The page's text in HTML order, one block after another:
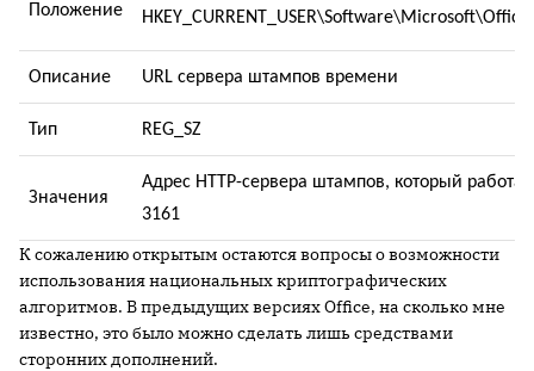
Положение
Описание URL сервера штампов времени
Тип REG_SZ
Значения
Адрес HTTP-сервера штампов, который
3161
К сожалению открытым остаются вопросы о возможности
использования национальных криптографических
алгоритмов. В предыдущих версиях Office, на сколько мне
известно, это было можно сделать лишь средствами
сторонних дополнений.